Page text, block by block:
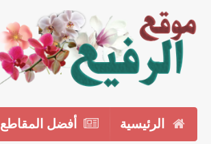
الرئيسية أفضل المقاطع